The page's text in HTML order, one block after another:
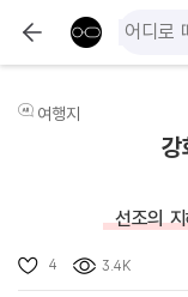
여행지
강
선조의
4 3.4K